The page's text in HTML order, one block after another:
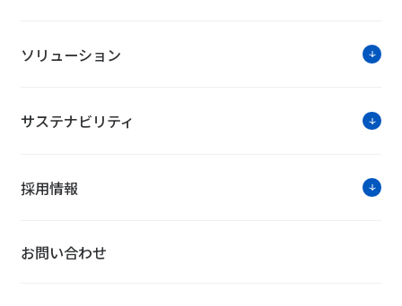
ソリューション
サステナビリティ
採用情報
お問い合わせ